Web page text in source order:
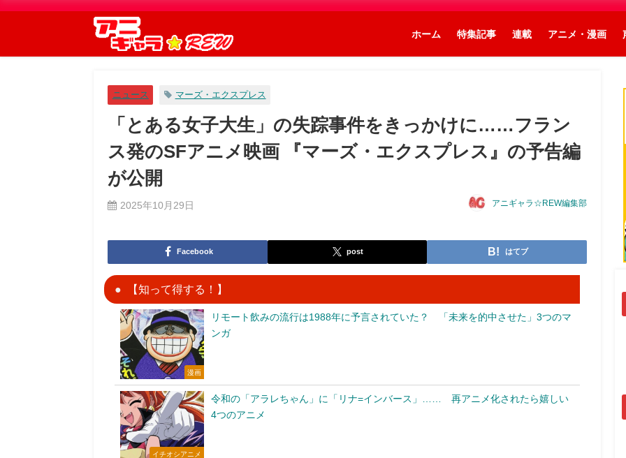
ホーム 特集記事 連載 アニメ・漫画
ニュース マーズ・エクスプレス
「とある女子大生」の失踪事件をきっかけに……フラン
ス発のSFアニメ映画 『マーズ・エクスプレス』の予告編
が公開
2025年10月29日 アニギャラ☆REW編集部
Facebook post はてブ
【知って得する！】
漫画
リモート飲みの流行は1988年に予言されていた？ 「未来を的中させた」3つのマ
ンガ
イチオシアニメ
令和の「アラレちゃん」に「リナ=インバース」…… 再アニメ化されたら嬉しい
4つのアニメ